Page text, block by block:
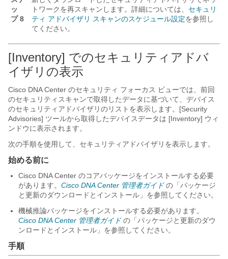
ッ
プ 8
トワークを再スキャンします。詳細については、 セキュリ
ティ アドバイザリ スキャンのスケジュール設定を参照し
てください。
[Inventory] でのセキュリティアドバ
イザリの表示
Cisco DNA Center のセキュリティ フォーカス ビューでは、前回
のセキュリティスキャンで取得したデータに基づいて、デバイス
のセキュリティアドバイザリのリストを表示します。[Security
Advisories] ツールから取得したデバイスデータは [Inventory] ウィ
ンドウに表示されます。
次の手順を使用して、セキュリティアドバイザリを表示します。
始める前に
Cisco DNA Center のコアパッケージをインストールする必要
があります。 Cisco DNA Center 管理者ガイドの「パッケージ
と更新のダウンロードとインストール」を参照してください。
機械推論パッケージをインストールする必要があります。
Cisco DNA Center 管理者ガイドの「パッケージと更新のダウ
ンロードとインストール」を参照してください。
手順